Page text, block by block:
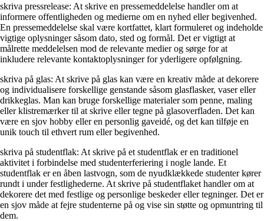
skriva pressrelease: At skrive en pressemeddelelse handler om at
informere offentligheden og medierne om en nyhed eller begivenhed.
En pressemeddelelse skal være kortfattet, klart formuleret og indeholde
vigtige oplysninger såsom dato, sted og formål. Det er vigtigt at
målrette meddelelsen mod de relevante medier og sørge for at
inkludere relevante kontaktoplysninger for yderligere opfølgning.
skriva på glas: At skrive på glas kan være en kreativ måde at dekorere
og individualisere forskellige genstande såsom glasflasker, vaser eller
drikkeglas. Man kan bruge forskellige materialer som penne, maling
eller klistre­mærker til at skrive eller tegne på glasoverfladen. Det kan
være en sjov hobby eller en personlig gaveidé, og det kan tilføje en
unik touch til ethvert rum eller begivenhed.
skriva på studentflak: At skrive på et studentflak er en traditionel
aktivitet i forbindelse med studenter­fe­rie­ring i nogle lande. Et
studentflak er en åben lastvogn, som de nyudklækkede studenter kører
rundt i under festlighederne. At skrive på studentflaket handler om at
dekorere det med festlige og personlige beskeder eller tegninger. Det er
en sjov måde at fejre studenterne på og vise sin støtte og opmuntring til
dem.